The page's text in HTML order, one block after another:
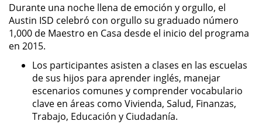
Durante una noche llena de emoción y orgullo, el
Austin ISD celebró con orgullo su graduado número
1,000 de Maestro en Casa desde el inicio del programa
en 2015.
Los participantes asisten a clases en las escuelas
de sus hijos para aprender inglés, manejar
escenarios comunes y comprender vocabulario
clave en áreas como Vivienda, Salud, Finanzas,
Trabajo, Educación y Ciudadanía.